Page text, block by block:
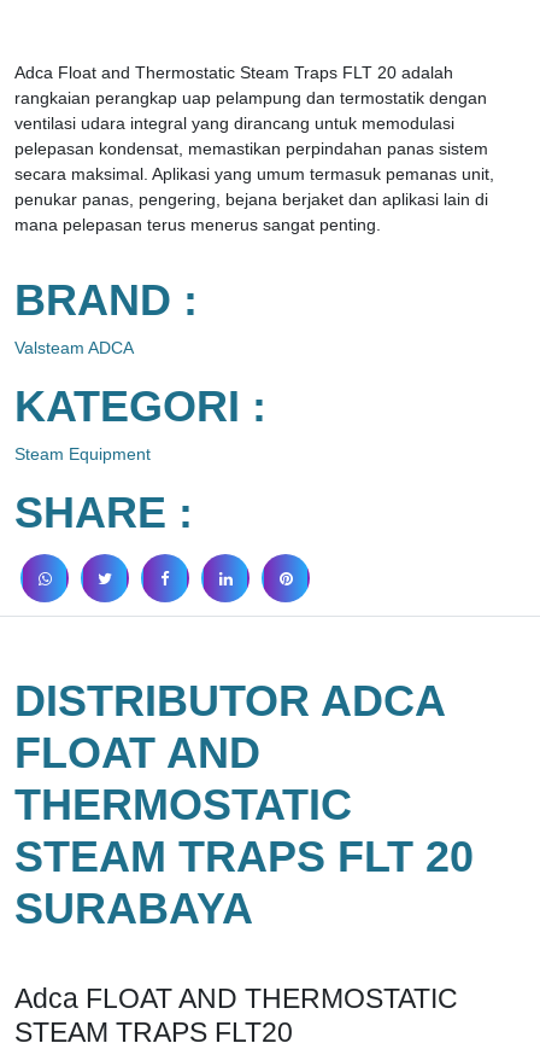
Adca Float and Thermostatic Steam Traps FLT 20 adalah
rangkaian perangkap uap pelampung dan termostatik dengan
ventilasi udara integral yang dirancang untuk memodulasi
pelepasan kondensat, memastikan perpindahan panas sistem
secara maksimal. Aplikasi yang umum termasuk pemanas unit,
penukar panas, pengering, bejana berjaket dan aplikasi lain di
mana pelepasan terus menerus sangat penting.
BRAND :
Valsteam ADCA
KATEGORI :
Steam Equipment
SHARE :
DISTRIBUTOR ADCA
FLOAT AND
THERMOSTATIC
STEAM TRAPS FLT 20
SURABAYA
Adca FLOAT AND THERMOSTATIC
STEAM TRAPS FLT20